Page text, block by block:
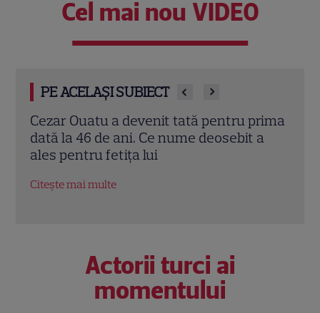
Cel mai nou VIDEO
PE ACELAȘI SUBIECT
Laura Cosoi și-a ținut promisiunea.
Povestea numelui Nina și tradiția pe care
a respectat-o pentru toate cele cinci
Actorii turci ai
momentului